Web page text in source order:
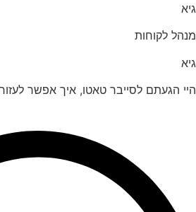
לקוחות
הגעתם לסייבר טאטו, איך אפשר לעזור ?